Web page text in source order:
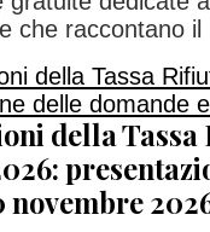
che raccontano
della
novembre